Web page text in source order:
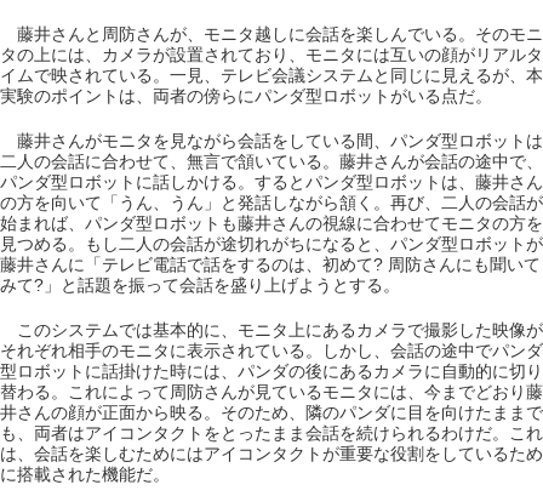
藤井さんと周防さんが、モニタ越しに会話を楽しんでいる。そのモニ
タの上には、カメラが設置されており、モニタには互いの顔がリアルタ
イムで映されている。一見、テレビ会議システムと同じに見えるが、本
実験のポイントは、両者の傍らにパンダ型ロボットがいる点だ。
藤井さんがモニタを見ながら会話をしている間、パンダ型ロボットは
二人の会話に合わせて、無言で頷いている。藤井さんが会話の途中で、
パンダ型ロボットに話しかける。するとパンダ型ロボットは、藤井さん
の方を向いて「うん、うん」と発話しながら頷く。再び、二人の会話が
始まれば、パンダ型ロボットも藤井さんの視線に合わせてモニタの方を
見つめる。もし二人の会話が途切れがちになると、パンダ型ロボットが
藤井さんに「テレビ電話で話をするのは、初めて? 周防さんにも聞いて
みて?」と話題を振って会話を盛り上げようとする。
このシステムでは基本的に、モニタ上にあるカメラで撮影した映像が
それぞれ相手のモニタに表示されている。しかし、会話の途中でパンダ
型ロボットに話掛けた時には、パンダの後にあるカメラに自動的に切り
替わる。これによって周防さんが見ているモニタには、今までどおり藤
井さんの顔が正面から映る。そのため、隣のパンダに目を向けたままで
も、両者はアイコンタクトをとったまま会話を続けられるわけだ。これ
は、会話を楽しむためにはアイコンタクトが重要な役割をしているため
に搭載された機能だ。